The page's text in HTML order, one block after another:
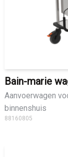
Bain-marie
Aanvoerwagen
binnenshuis
88160805